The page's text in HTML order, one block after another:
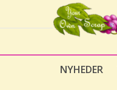
NYHEDER